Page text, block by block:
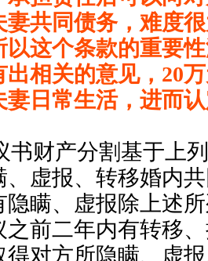
妻共同债务，难度
以这个条款的重要
相关的意见， 20
妻日常生活，进而
书财产分割基于上
、虚报、转移婚内
隐瞒、虚报除上述
之前二年内有转移
得对方所隐瞒、虚